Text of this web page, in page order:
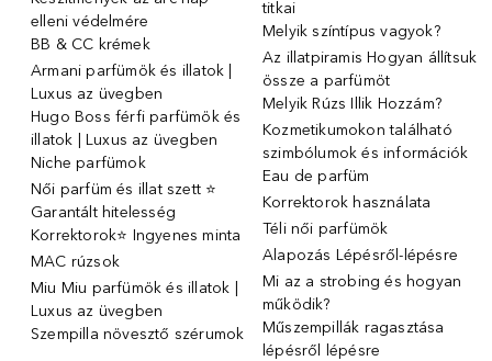
elleni védelmére
BB & CC krémek
Armani parfümök és illatok |
Luxus az üvegben
Hugo Boss férfi parfümök és
illatok | Luxus az üvegben
Niche parfümok
Női parfüm és illat szett ⭐
Garantált hitelesség
Korrektorok⭐ Ingyenes minta
MAC rúzsok
Miu Miu parfümök és illatok |
Luxus az üvegben
Szempilla növesztő szérumok
titkai
Melyik színtípus vagyok?
Az illatpiramis Hogyan állítsuk
össze a parfümöt
Melyik Rúzs Illik Hozzám?
Kozmetikumokon található
szimbólumok és információk
Eau de parfüm
Korrektorok használata
Téli női parfümök
Alapozás Lépésről-lépésre
Mi az a strobing és hogyan
működik?
Műszempillák ragasztása
lépésről lépésre